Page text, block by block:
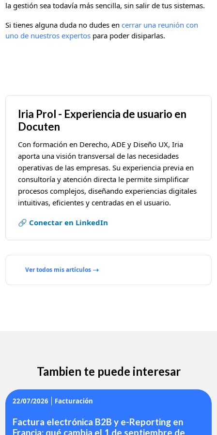
la gestión sea todavía más sencilla, sin salir de tus sistemas.
Si tienes alguna duda no dudes en cerrar una reunión con
uno de nuestros expertos para poder disiparlas.
Iria Prol - Experiencia de usuario en
Docuten
Con formación en Derecho, ADE y Diseño UX, Iria
aporta una visión transversal de las necesidades
operativas de las empresas. Su experiencia previa en
consultoría y atención directa le permite simplificar
procesos complejos, diseñando experiencias digitales
intuitivas, eficientes y centradas en el usuario.
🔗 Conectar en LinkedIn
Ver todos mis artículos
Tambien te puede interesar
22/07/2026 Facturación
Factura electrónica B2B y e-Reporting en
Francia: qué cambia el 1 de septiembre de